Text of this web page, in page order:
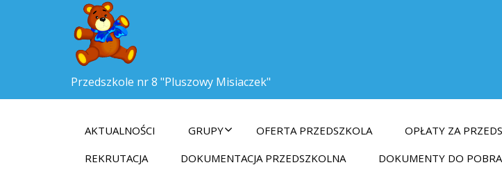
Przedszkole nr 8 "Pluszowy Misiaczek"
AKTUALNOŚCI GRUPY OFERTA PRZEDSZKOLA OPŁATY ZA
REKRUTACJA
DOKUMENTACJA PRZEDSZKOLNA DOKUMENTY DO